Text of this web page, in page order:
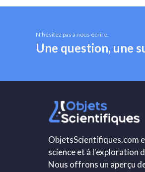
N'hésitez pas à nous écrire.
Une question, une
ObjetsScientifiques.com
science et à l'exploration
Nous offrons un aperçu